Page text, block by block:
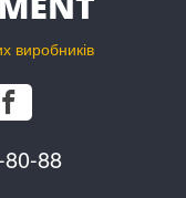
виробників
88